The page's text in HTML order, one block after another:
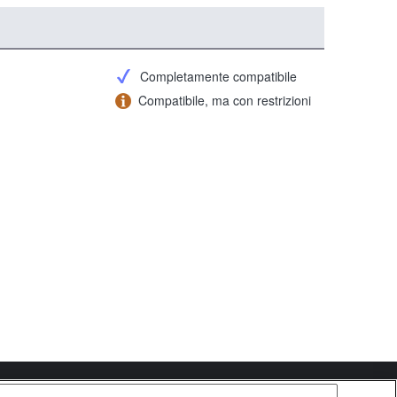
Completamente compatibile
Compatibile, ma con restrizioni
2026 Sony Corporation